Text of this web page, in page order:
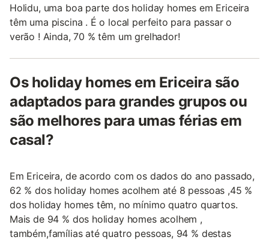
Holidu, uma boa parte dos holiday homes em Ericeira
têm uma piscina . É o local perfeito para passar o
verão ! Ainda, 70 % têm um grelhador!
Os holiday homes em Ericeira são
adaptados para grandes grupos ou
são melhores para umas férias em
casal?
Em Ericeira, de acordo com os dados do ano passado,
62 % dos holiday homes acolhem até 8 pessoas ,45 %
dos holiday homes têm, no mínimo quatro quartos.
Mais de 94 % dos holiday homes acolhem ,
também,famílias até quatro pessoas, 94 % destas